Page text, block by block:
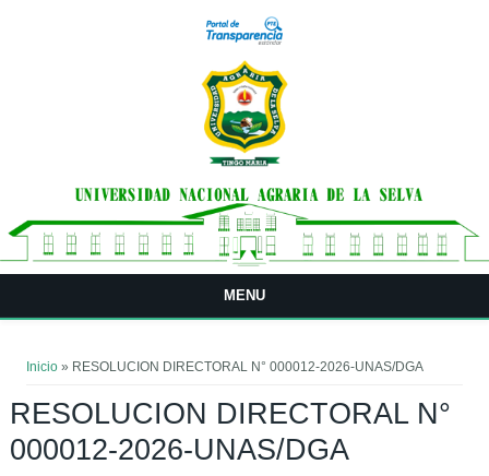
MENU
Inicio » RESOLUCION DIRECTORAL N° 000012-2026-UNAS/DGA
RESOLUCION DIRECTORAL N°
000012-2026-UNAS/DGA